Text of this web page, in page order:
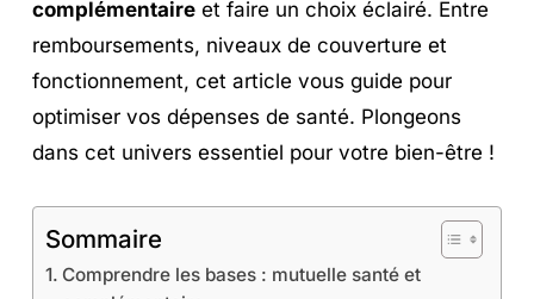
complémentaire et faire un choix éclairé. Entre
remboursements, niveaux de couverture et
fonctionnement, cet article vous guide pour
optimiser vos dépenses de santé. Plongeons
dans cet univers essentiel pour votre bien-être !
Sommaire
Comprendre les bases : mutuelle santé et